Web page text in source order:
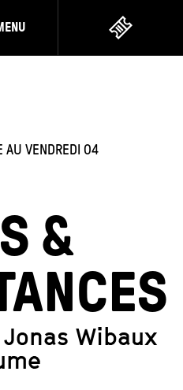
AU VENDREDI 04
&
Wibaux